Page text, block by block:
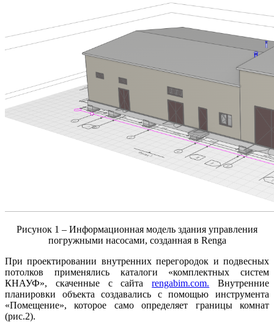
Рисунок 1 – Информационная модель здания управления
погружными насосами, созданная в Renga
При проектировании внутренних перегородок и подвесных
потолков применялись каталоги «комплектных систем
КНАУФ», скаченные с сайтаrengabim.com. Внутренние
планировки объекта создавались с помощью инструмента
«Помещение», которое само определяет границы комнат
(рис.2).